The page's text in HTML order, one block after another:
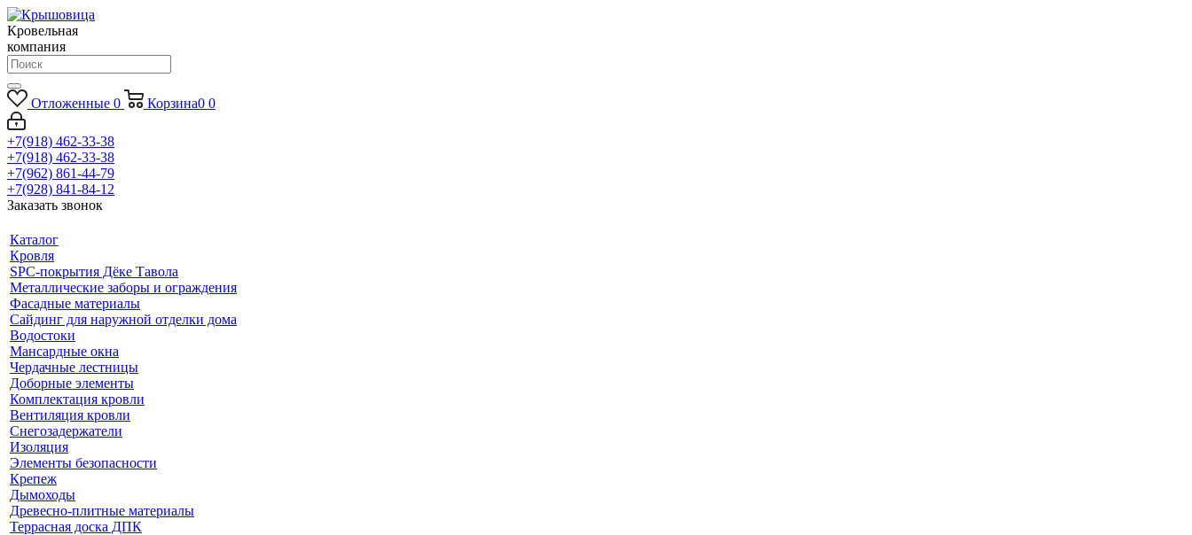
Кровельная
компания
Отложенные 0 Корзина0 0
+7(918) 462-33-38
+7(918) 462-33-38
+7(962) 861-44-79
+7(928) 841-84-12
Заказать звонок
Каталог
Кровля
SPC-покрытия Дёке Тавола
Металлические заборы и ограждения
Фасадные материалы
Сайдинг для наружной отделки дома
Водостоки
Мансардные окна
Чердачные лестницы
Доборные элементы
Комплектация кровли
Вентиляция кровли
Снегозадержатели
Изоляция
Элементы безопасности
Крепеж
Дымоходы
Древесно-плитные материалы
Террасная доска ДПК